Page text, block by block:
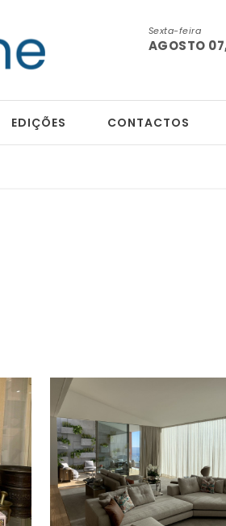
Sexta-feira
AGOSTO
EDIÇÕES CONTACTOS